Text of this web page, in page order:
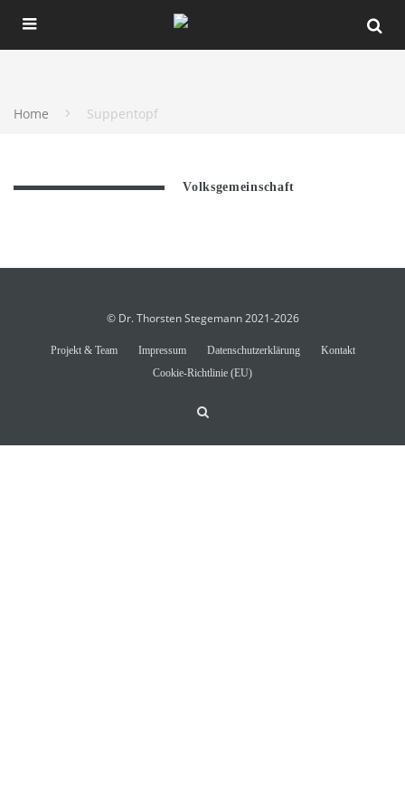
Home Suppentopf
Volksgemeinschaft
© Dr. Thorsten Stegemann 2021-2026
Projekt & Team Impressum Datenschutzerklärung
Kontakt
Cookie-Richtlinie (EU)